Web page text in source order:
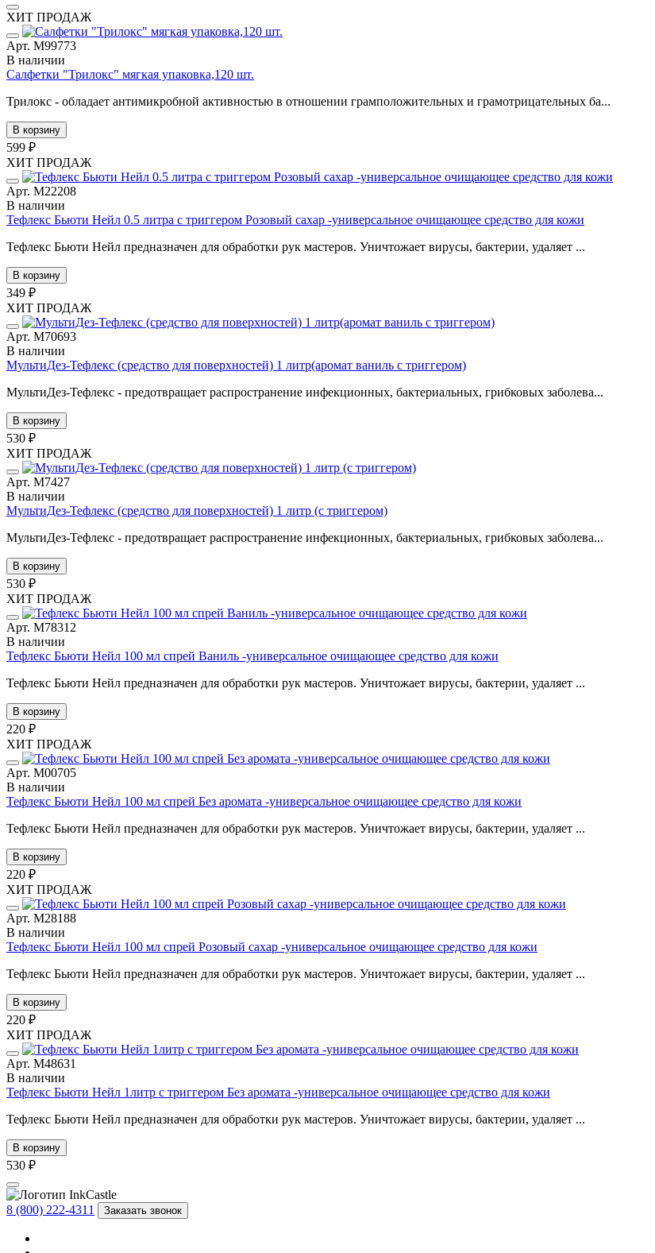
ХИТ ПРОДАЖ
Арт. М99773
В наличии
Cалфетки "Трилокс" мягкая упаковка,120 шт.
Трилокс - обладает антимикробной активностью в отношении грамположительных и грамотрицательных ба...
В корзину
599 ₽
ХИТ ПРОДАЖ
Арт. М22208
В наличии
Тефлекс Бьюти Нейл 0.5 литра с триггером Розовый сахар -универсальное очищающее средство для кожи
Тефлекс Бьюти Нейл предназначен для обработки рук мастеров. Уничтожает вирусы, бактерии, удаляет ...
В корзину
349 ₽
ХИТ ПРОДАЖ
Арт. М70693
В наличии
МультиДез-Тефлекс (средство для поверхностей) 1 литр(аромат ваниль с триггером)
МультиДез-Тефлекс - предотвращает распространение инфекционных, бактериальных, грибковых заболева...
В корзину
530 ₽
ХИТ ПРОДАЖ
Арт. М7427
В наличии
МультиДез-Тефлекс (средство для поверхностей) 1 литр (с триггером)
МультиДез-Тефлекс - предотвращает распространение инфекционных, бактериальных, грибковых заболева...
В корзину
530 ₽
ХИТ ПРОДАЖ
Арт. М78312
В наличии
Тефлекс Бьюти Нейл 100 мл спрей Ваниль -универсальное очищающее средство для кожи
Тефлекс Бьюти Нейл предназначен для обработки рук мастеров. Уничтожает вирусы, бактерии, удаляет ...
В корзину
220 ₽
ХИТ ПРОДАЖ
Арт. М00705
В наличии
Тефлекс Бьюти Нейл 100 мл спрей Без аромата -универсальное очищающее средство для кожи
Тефлекс Бьюти Нейл предназначен для обработки рук мастеров. Уничтожает вирусы, бактерии, удаляет ...
В корзину
220 ₽
ХИТ ПРОДАЖ
Арт. М28188
В наличии
Тефлекс Бьюти Нейл 100 мл спрей Розовый сахар -универсальное очищающее средство для кожи
Тефлекс Бьюти Нейл предназначен для обработки рук мастеров. Уничтожает вирусы, бактерии, удаляет ...
В корзину
220 ₽
ХИТ ПРОДАЖ
Арт. М48631
В наличии
Тефлекс Бьюти Нейл 1литр с триггером Без аромата -универсальное очищающее средство для кожи
Тефлекс Бьюти Нейл предназначен для обработки рук мастеров. Уничтожает вирусы, бактерии, удаляет ...
В корзину
530 ₽
8 (800) 222-4311 Заказать звонок